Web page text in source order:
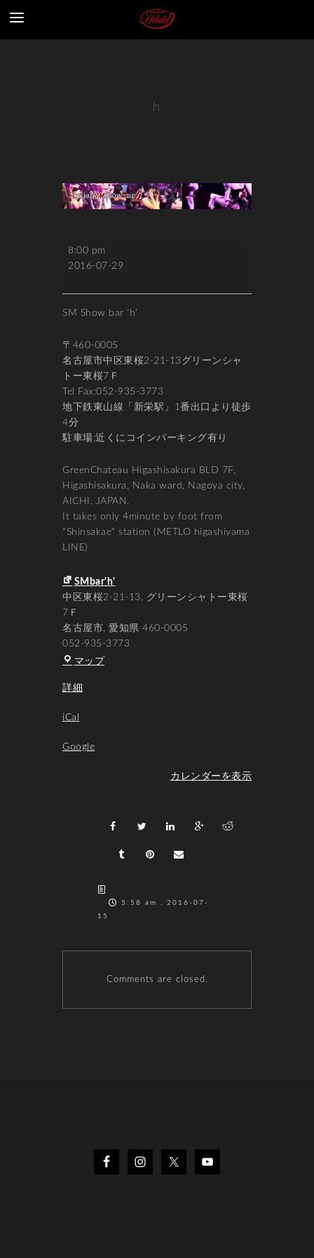
h
8:00 pm
2016-07-29
SM Show bar 'h'
〒460-0005
名古屋市中区東桜2-21-13グリーンシャ
トー東桜7Ｆ
Tel Fax:052-935-3773
地下鉄東山線「新栄駅」1番出口より徒歩
4分
駐車場:近くにコインパーキング有り
GreenChateau Higashisakura BLD 7F,
Higashisakura, Naka ward, Nagoya city,
AICHI, JAPAN.
It takes only 4minute by foot from
"Shinsakae" station (METLO higashiyama
LINE)
SMbar'h'
中区東桜2-21-13
グリーンシャトー東桜
7Ｆ
名古屋市 愛知県 460-0005
052-935-3773
マップSMbar'h'
詳細
iCal
Google
カレンダーを表示
5:58 am , 2016-07-
15
Comments are closed.